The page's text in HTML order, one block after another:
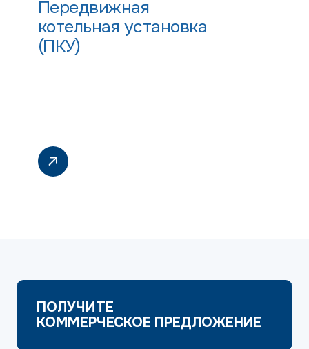
Передвижная
котельная установка
(ПКУ)
ПОЛУЧИТЕ
КОММЕРЧЕСКОЕ ПРЕДЛОЖЕНИЕ